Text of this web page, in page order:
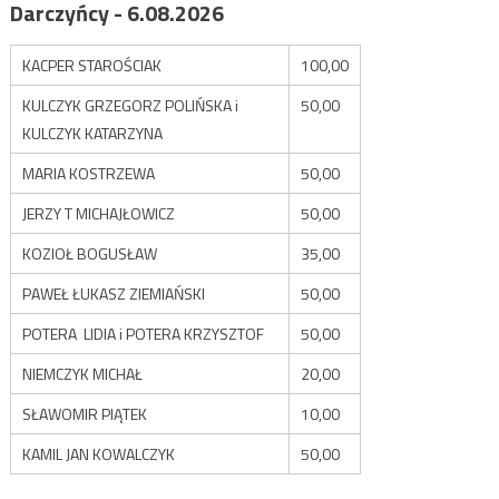
Darczyńcy - 6.08.2026
KACPER STAROŚCIAK
100,00
KULCZYK GRZEGORZ POLIŃSKA i
KULCZYK KATARZYNA
50,00
MARIA KOSTRZEWA
50,00
JERZY T MICHAJŁOWICZ
50,00
KOZIOŁ BOGUSŁAW
35,00
PAWEŁ ŁUKASZ ZIEMIAŃSKI
50,00
POTERA LIDIA i POTERA KRZYSZTOF
50,00
NIEMCZYK MICHAŁ
20,00
SŁAWOMIR PIĄTEK
10,00
KAMIL JAN KOWALCZYK
50,00